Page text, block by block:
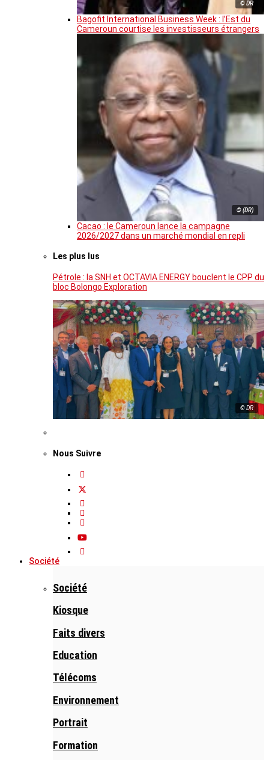
© DR
Bagofit International Business Week : l’Est du
Cameroun courtise les investisseurs étrangers
© (DR)
Cacao : le Cameroun lance la campagne
2026/2027 dans un marché mondial en repli
Les plus lus
Pétrole : la SNH et OCTAVIA ENERGY bouclent le CPP du
bloc Bolongo Exploration
© DR
Nous Suivre
Société
Société
Kiosque
Faits divers
Education
Télécoms
Environnement
Portrait
Formation